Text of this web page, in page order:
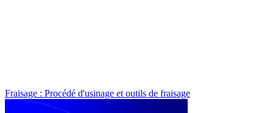
Fraisage : Procédé d'usinage et outils de fraisage